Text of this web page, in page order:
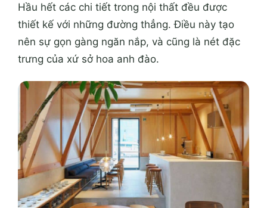
Hầu hết các chi tiết trong nội thất đều được
thiết kế với những đường thẳng. Điều này tạo
nên sự gọn gàng ngăn nắp, và cũng là nét đặc
trưng của xứ sở hoa anh đào.